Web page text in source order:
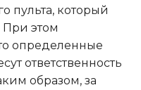
пульта, который
При этом
определенные
ответственность
образом, за